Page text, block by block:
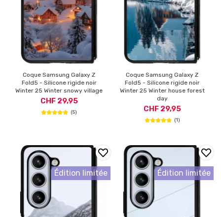
Coque Samsung Galaxy Z
Fold5 - Silicone rigide noir
Winter 25 Winter snowy village
CHF 29,95
(5)
Coque Samsung Galaxy Z
Fold5 - Silicone rigide noir
Winter 25 Winter house forest
day
CHF 29,95
(1)
Édition limitée Édition limitée